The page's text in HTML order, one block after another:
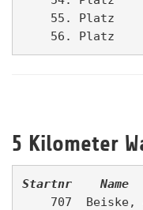
55. Platz
5 Kilometer
Startnr
707  Beiske,